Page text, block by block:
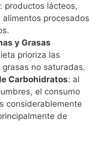
: productos lácteos,
procesados
y Grasas
prioriza las
no saturadas.
Carbohidratos: al
el consumo
considerablemente
de